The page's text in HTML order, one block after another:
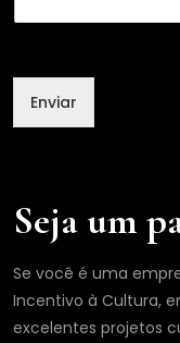
m
l
Enviar
Seja um
Se você é uma
Incentivo à Cultura,
excelentes projetos